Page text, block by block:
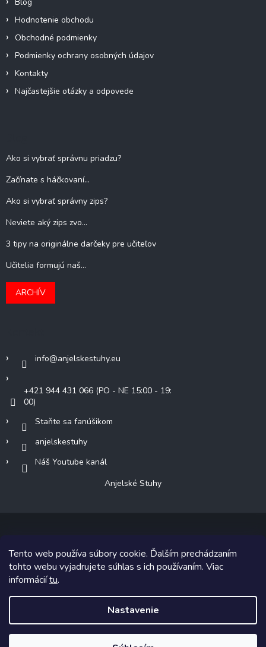
Tento web používa súbory cookie. Ďalším prechádzaním
tohto webu vyjadrujete súhlas s ich používaním. Viac
informáciítu.
Nastavenie
Hodnotenie obchodu
Obchodné podmienky
Podmienky ochrany osobných údajov
Kontakty
Najčastejšie otázky a odpovede
Ako si vybrať správnu priadzu?
Začínate s háčkovaní...
Ako si vybrať správny zips?
Neviete aký zips zvo...
3 tipy na originálne darčeky pre učiteľov
Učitelia formujú naš...
ARCHÍV
info@anjelskestuhy.eu
+421 944 431 066 (PO - NE 15:00 - 19:
00)
Staňte sa fanúšikom
anjelskestuhy
Náš Youtube kanál
Anjelské Stuhy
Copyright 2026Anjelské Stuhy. Všetky práva vyhradené.
Grafický návrh vytvoril a na Shoptet implementoval
Shoptetak.cz.
Vytvoril Shoptet